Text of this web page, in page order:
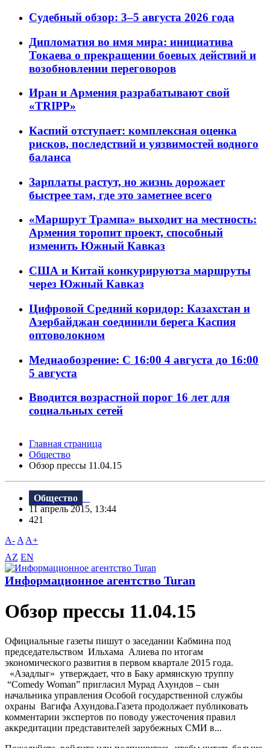
Судебный обзор: 3–5 августа 2026 года
Дипломатия во имя мира: инициатива
Токаева о прекращении боевых действий и
возобновлении переговоров
Иран и Армения разрабатывают свой
«TRIPP»
Каспий отступает: комплексная оценка
рисков, последствий и уязвимостей водного
баланса
Зарплаты растут, но жизнь дорожает
быстрее там, где это заметнее всего
«Маршрут Трампа» выходит на местность:
Армения торопит проект, способный
изменить Южный Кавказ
США и Китай конкурируютза маршруты
через Южный Кавказ
Цифровой Средний коридор: Казахстан и
Азербайджан соединили берега Каспия
оптоволокном
Медиаобозрение: С 16:00 4 августа до 16:00
5 августа
Вводится возрастной порог 16 лет для
социальных сетей
Главная страница
Общество
Обзор прессы 11.04.15
Общество
11 апрель 2015, 13:44
421
A- A A+
AZ EN
Информационное агентство Turan
Обзор прессы 11.04.15
Официальные газеты пишут о заседании Кабмина под
председательством Ильхама Алиева по итогам
экономического развития в первом квартале 2015 года.
«Азадлыг» утверждает, что в Баку армянскую труппу
“Comedy Woman” пригласил Мурад Ахундов – сын
начальника управления Особой государственной службы
охраны Вагифа Ахундова.Газета продолжает публиковать
комментарии экспертов по поводу ужесточения правил
аккредитации представителей зарубежных СМИ в...